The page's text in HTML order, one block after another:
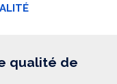
qualité de